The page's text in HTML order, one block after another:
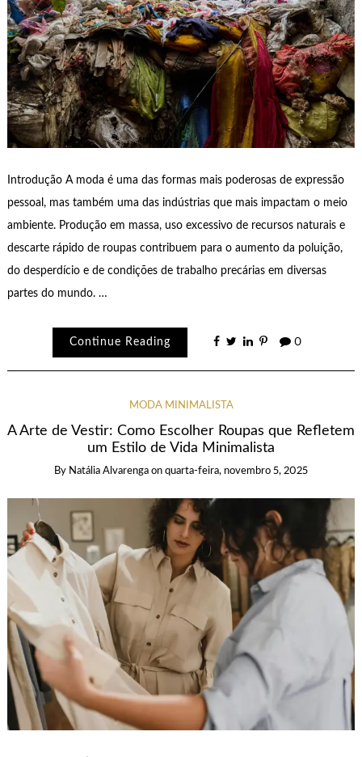
Introdução A moda é uma das formas mais poderosas de expressão
pessoal, mas também uma das indústrias que mais impactam o meio
ambiente. Produção em massa, uso excessivo de recursos naturais e
descarte rápido de roupas contribuem para o aumento da poluição,
do desperdício e de condições de trabalho precárias em diversas
partes do mundo. …
Continue Reading 0
MODA MINIMALISTA
A Arte de Vestir: Como Escolher Roupas que Refletem
um Estilo de Vida Minimalista
By Natália Alvarenga on quarta-feira, novembro 5, 2025